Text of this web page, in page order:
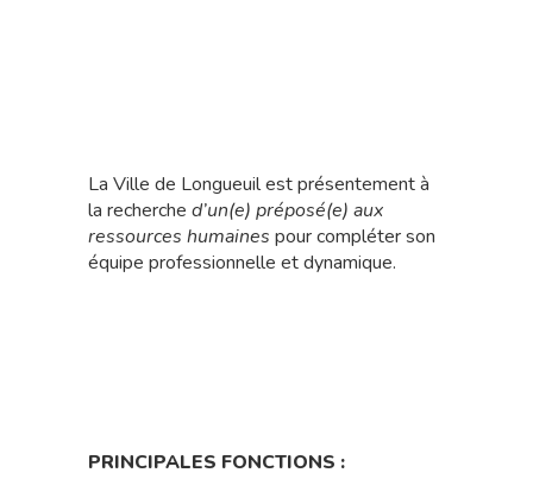
La Ville de Longueuil est présentement à
la recherche d’un(e) préposé(e) aux
ressources humaines pour compléter son
équipe professionnelle et dynamique.
PRINCIPALES FONCTIONS :